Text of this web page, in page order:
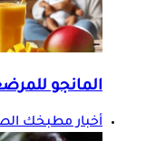
المانجو
أخبار مطبخك